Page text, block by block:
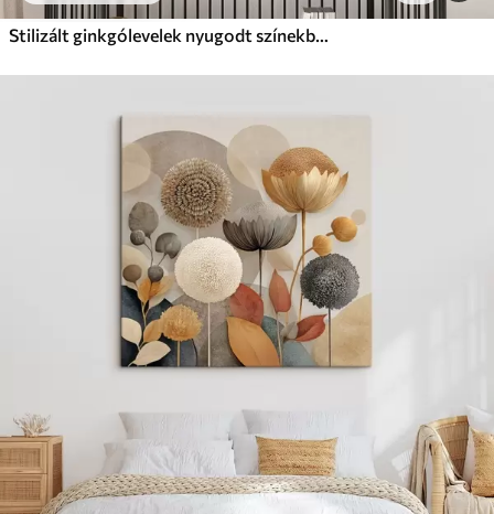
✓Élénk, gazdag színek
✓Fakulásálló
Környezetbarát anyag
Stilizált ginkgólevelek nyugodt színekben